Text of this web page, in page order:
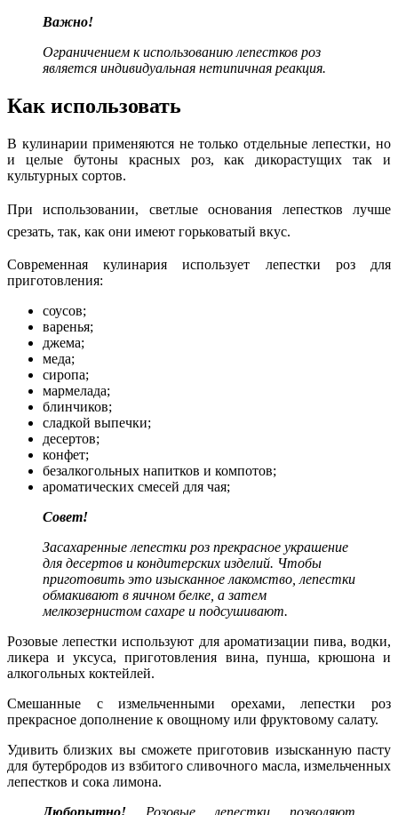
Важно!
Ограничением к использованию лепестков роз
является индивидуальная нетипичная реакция.
Как использовать
В кулинарии применяются не только отдельные лепестки, но
и целые бутоны красных роз, как дикорастущих так и
культурных сортов.
При использовании, светлые основания лепестков лучше
срезать, так, как они имеют горьковатый вкус.
Современная кулинария использует лепестки роз для
приготовления:
соусов;
варенья;
джема;
меда;
сиропа;
мармелада;
блинчиков;
сладкой выпечки;
десертов;
конфет;
безалкогольных напитков и компотов;
ароматических смесей для чая;
Совет!
Засахаренные лепестки роз прекрасное украшение
для десертов и кондитерских изделий. Чтобы
приготовить это изысканное лакомство, лепестки
обмакивают в яичном белке, а затем
мелкозернистом сахаре и подсушивают.
Розовые лепестки используют для ароматизации пива, водки,
ликера и уксуса, приготовления вина, пунша, крюшона и
алкогольных коктейлей.
Смешанные с измельченными орехами, лепестки роз
прекрасное дополнение к овощному или фруктовому салату.
Удивить близких вы сможете приготовив изысканную пасту
для бутербродов из взбитого сливочного масла, измельченных
лепестков и сока лимона.
Любопытно! Розовые лепестки позволяют